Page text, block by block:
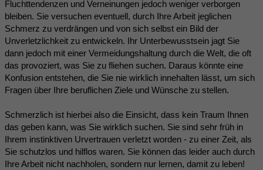
Fluchttendenzen und Verneinungen jedoch weniger verborgen
bleiben. Sie versuchen eventuell, durch Ihre Arbeit jeglichen
Schmerz zu verdrängen und von sich selbst ein Bild der
Unverletzlichkeit zu entwickeln. Ihr Unterbewusstsein jagt Sie
dann jedoch mit einer Vermeidungshaltung durch die Welt, die oft
das provoziert, was Sie zu fliehen suchen. Daraus könnte eine
Konfusion entstehen, die Sie nie wirklich innehalten lässt, um sich
Fragen über Ihre beruflichen Ziele und Wünsche zu stellen.
Schmerzlich ist hierbei also die Einsicht, dass kein Traum Ihnen
das geben kann, was Sie wirklich suchen. Sie sind sehr früh in
Ihrem instinktiven Urvertrauen verletzt worden - zu einer Zeit, als
Sie schutzlos und hilflos waren. Sie können das leider auch durch
Ihre Arbeit nicht nachholen, sondern nur lernen, damit zu leben!